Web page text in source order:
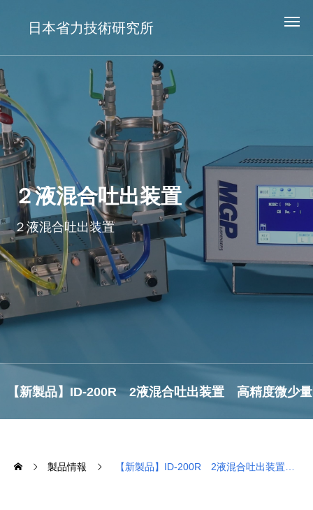
日本省力技術研究所
【新製品】ID-200R 2液混合吐出装置 高精度微少
２液混合吐出装置
２液混合吐出装置
製品情報 【新製品】ID-200R 2液混合吐出装置 高精度微少量吐出用